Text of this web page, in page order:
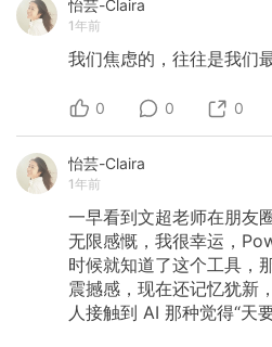
怡芸-Claira
1年前
我们焦虑的，往往是我们
0 0 0
怡芸-Claira
1年前
一早看到文超老师在朋友
无限感慨，我很幸运，
时候就知道了这个工具，
震撼感，现在还记忆犹新
人接触到 AI 那种觉得“天